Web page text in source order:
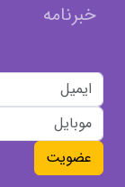
خبرنامه
عضویت